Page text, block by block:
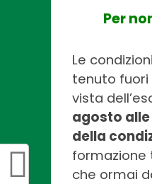
Per
Le
tenuto fuori
vista
agosto alle
della
formazione
che ormai